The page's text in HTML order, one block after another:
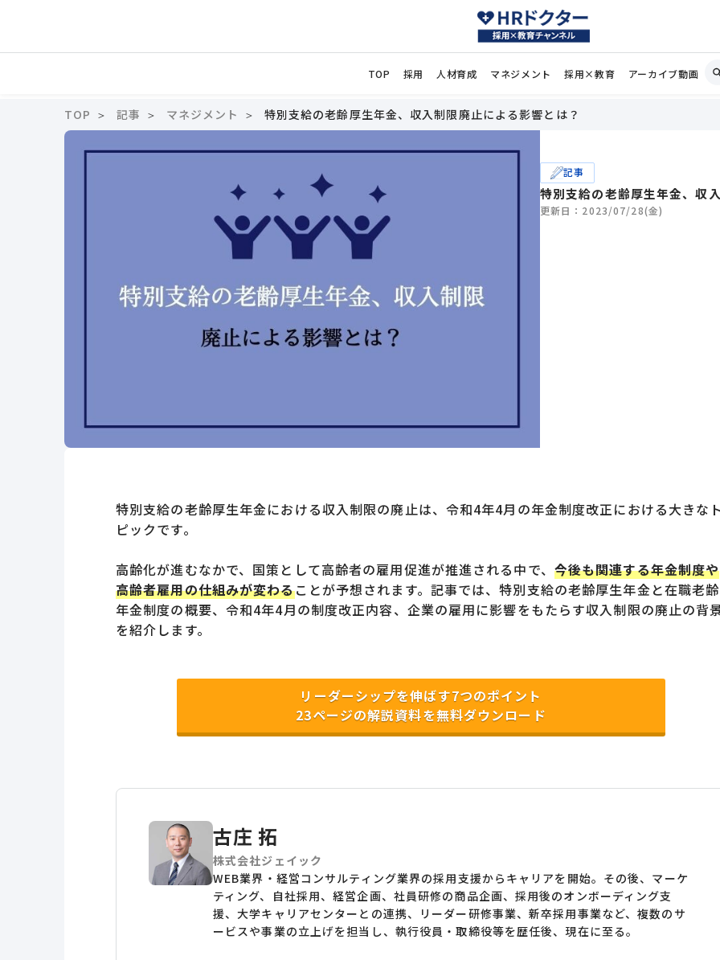
TOP 採用 人材育成 マネジメント 採用×教育 アーカイブ動画
TOP 記事 マネジメント 特別支給の老齢厚生年金、収入制限廃止による影響とは？
記事
特別支給の老齢厚生年金、収
更新日：2023/07/28(金)
特別支給の老齢厚生年金における収入制限の廃止は、令和4年4月の年金制度改正における大きな
ピックです。
高齢化が進むなかで、国策として高齢者の雇用促進が推進される中で、 今後も関連する年金制度や
高齢者雇用の仕組みが変わることが予想されます。記事では、特別支給の老齢厚生年金と在職老齢
年金制度の概要、令和4年4月の制度改正内容、企業の雇用に影響をもたらす収入制限の廃止の背
を紹介します。
リーダーシップを伸ばす7つのポイント
23ページの解説資料を無料ダウンロード
古庄 拓
株式会社ジェイック
WEB業界・経営コンサルティング業界の採用支援からキャリアを開始。その後、マーケ
ティング、自社採用、経営企画、社員研修の商品企画、採用後のオンボーディング支
援、大学キャリアセンターとの連携、リーダー研修事業、新卒採用事業など、複数のサ
ービスや事業の立上げを担当し、執行役員・取締役等を歴任後、現在に至る。